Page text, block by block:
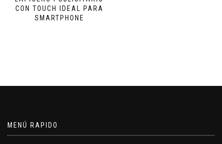
CON TOUCH IDEAL PARA
SMARTPHONE
MENÚ RAPIDO